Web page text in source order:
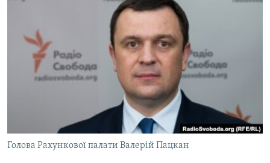
ДЕПОРТАЦІЯ
ВІДЕОУРОКИ «ELIFBE»
УКРАЇНСЬКА ПРОБЛЕМА КРИМУ
ІНФОГРАФІКА
ЯК ОБІЙТИ БЛОКУВАННЯ
Русский
Голова Рахункової палати Валерій Пацкан